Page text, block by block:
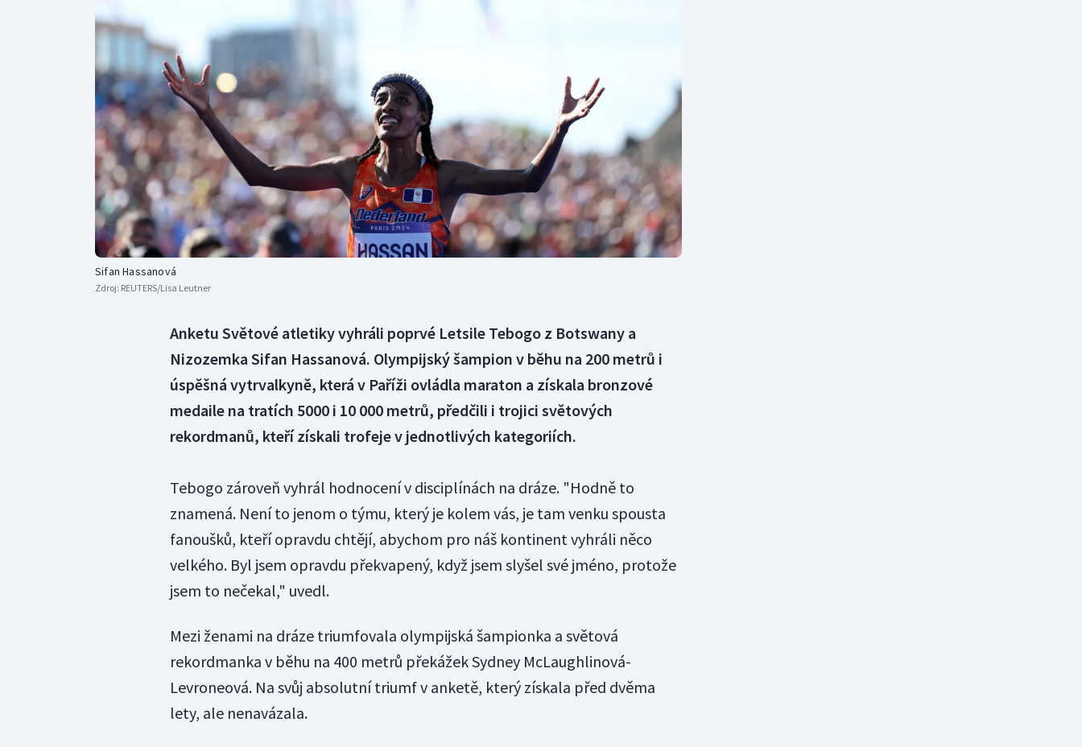
Florbal
Futsal
Golf
Gymnastika
Parasport
Plavání
Plážový volejbal
Vodní slalom
Ostatní
Sifan Hassanová
Zdroj: REUTERS/Lisa Leutner
Anketu Světové atletiky vyhráli poprvé Letsile Tebogo z Botswany a
Nizozemka Sifan Hassanová. Olympijský šampion v běhu na 200 metrů i
úspěšná vytrvalkyně, která v Paříži ovládla maraton a získala bronzové
medaile na tratích 5000 i 10 000 metrů, předčili i trojici světových
rekordmanů, kteří získali trofeje v jednotlivých kategoriích.
Tebogo zároveň vyhrál hodnocení v disciplínách na dráze. "Hodně to
znamená. Není to jenom o týmu, který je kolem vás, je tam venku spousta
fanoušků, kteří opravdu chtějí, abychom pro náš kontinent vyhráli něco
velkého. Byl jsem opravdu překvapený, když jsem slyšel své jméno, protože
jsem to nečekal," uvedl.
Mezi ženami na dráze triumfovala olympijská šampionka a světová
rekordmanka v běhu na 400 metrů překážek Sydney McLaughlinová-
Levroneová. Na svůj absolutní triumf v anketě, který získala před dvěma
lety, ale nenavázala.